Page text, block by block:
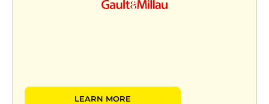
LEARN MORE